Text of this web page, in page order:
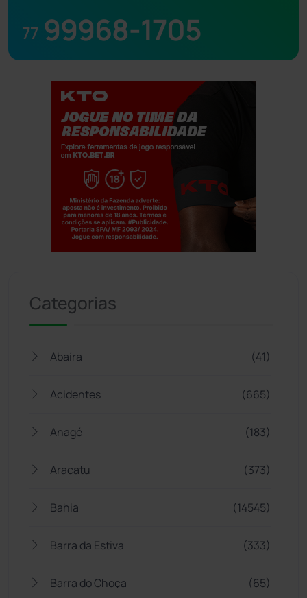
77 99968-1705
Categorias
Abaíra (41)
Acidentes (665)
Anagé (183)
Aracatu (373)
Bahia (14545)
Barra da Estiva (333)
Barra do Choça (65)